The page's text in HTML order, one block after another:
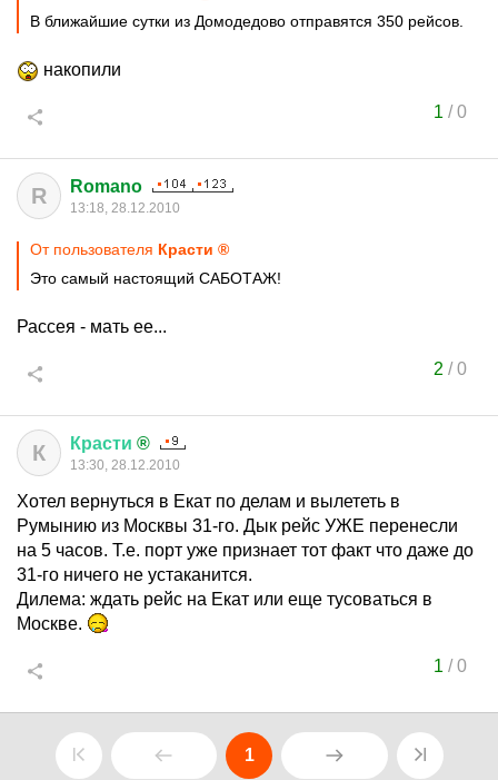
В ближайшие сутки из Домодедово отправятся 350 рейсов.
накопили
1 /0
R Romano
13:18, 28.12.2010
От пользователя Красти ®
Это самый настоящий САБОТАЖ!
Рассея - мать ее...
2 /0
К Красти ®
13:30, 28.12.2010
Хотел вернуться в Екат по делам и вылететь в
Румынию из Москвы 31-го. Дык рейс УЖЕ перенесли
на 5 часов. Т.е. порт уже признает тот факт что даже до
31-го ничего не устаканится.
Дилема: ждать рейс на Екат или еще тусоваться в
Москве.
1 /0
1